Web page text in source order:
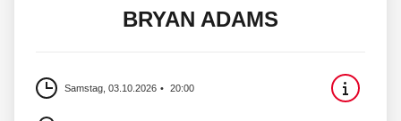
BRYAN ADAMS
Samstag, 03.10.2026 20:00